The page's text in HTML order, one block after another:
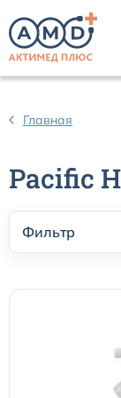
Главная
Pacific
Фильтр
Наборы для